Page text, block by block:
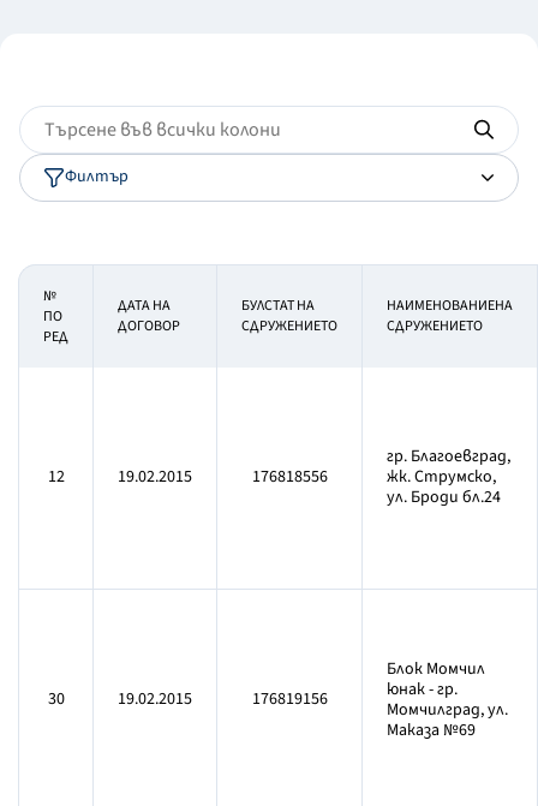
Филтър
№
ПО
РЕД
ДАТА НА
ДОГОВОР
БУЛСТАТ НА
СДРУЖЕНИЕТО
НАИМЕНОВАНИЕНА
СДРУЖЕНИЕТО
12 19.02.2015 176818556
гр. Благоевград,
жк. Струмско,
ул. Броди бл.24
30 19.02.2015 176819156
Блок Момчил
юнак - гр.
Момчилград, ул.
Маказа №69